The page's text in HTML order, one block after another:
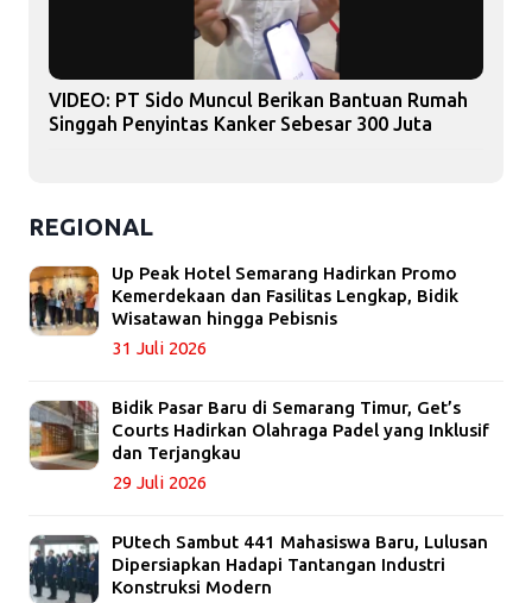
VIDEO: PT Sido Muncul Berikan Bantuan Rumah
Singgah Penyintas Kanker Sebesar 300 Juta
REGIONAL
Up Peak Hotel Semarang Hadirkan Promo
Kemerdekaan dan Fasilitas Lengkap, Bidik
Wisatawan hingga Pebisnis
31 Juli 2026
Bidik Pasar Baru di Semarang Timur, Get’s
Courts Hadirkan Olahraga Padel yang Inklusif
dan Terjangkau
29 Juli 2026
PUtech Sambut 441 Mahasiswa Baru, Lulusan
Dipersiapkan Hadapi Tantangan Industri
Konstruksi Modern